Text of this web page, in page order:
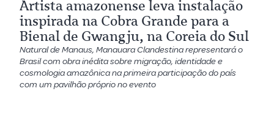
Artista amazonense leva instalação
inspirada na Cobra Grande para a
Bienal de Gwangju, na Coreia do Sul
Natural de Manaus, Manauara Clandestina representará o
Brasil com obra inédita sobre migração, identidade e
cosmologia amazônica na primeira participação do país
com um pavilhão próprio no evento